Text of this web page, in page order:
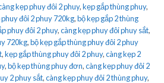
kẹp phuy đôi 2 phuy,kẹp gắp thùng phuy,
đôi 2 phuy 720kg,bộ kẹp gắp 2 thùng
phuy đôi 2 phuy,càng kẹp phuy đôi phuy sắt,
720kg,bộ kẹp gắp thùng phuy đôi 2 phuy
,kẹp gắp thùng phuy đôi 2 phuy,càng kẹp 2
,bộ kẹp thùng phuy đơn,càng kẹp phuy đôi 2
2 phuy sắt,càng kẹp phuy đôi 2 thùng phuy,